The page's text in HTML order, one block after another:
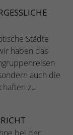
Städte
haben das
auch die
zu
So kann der
werden und es
Google Analytics
verwendet, um
zu verfolgen. Die
anzeigen